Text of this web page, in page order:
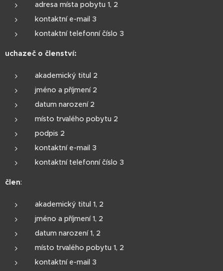
adresa místa pobytu 1, 2
kontaktní e-mail 3
kontaktní telefonní číslo 3
uchazeč o členství:
akademický titul 2
jméno a příjmení 2
datum narození 2
místo trvalého pobytu 2
podpis 2
kontaktní e-mail 3
kontaktní telefonní číslo 3
člen:
akademický titul 1, 2
jméno a příjmení 1, 2
datum narození 1, 2
místo trvalého pobytu 1, 2
kontaktní e-mail 3